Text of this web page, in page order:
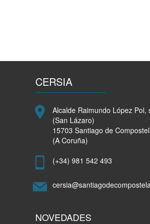
todas
actividades
de
formación
e
emprego
CERSIA
Alcalde Raimundo López Pol,
(San Lázaro)
15703 Santiago de
(A Coruña)
(+34) 981 542 493
NOVEDADES